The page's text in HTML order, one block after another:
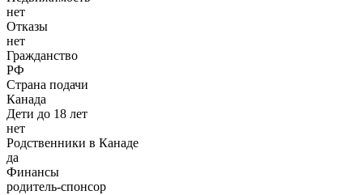
нет
Отказы
нет
Гражданство
РФ
Страна подачи
Канада
Дети до 18 лет
нет
Родственники в Канаде
да
Финансы
родитель-спонсор